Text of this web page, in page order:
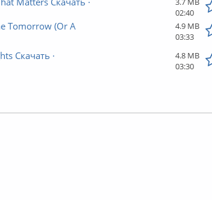
02:40
Tomorrow (Or A
4.9 MB
03:33
Скачать ·
4.8 MB
03:30